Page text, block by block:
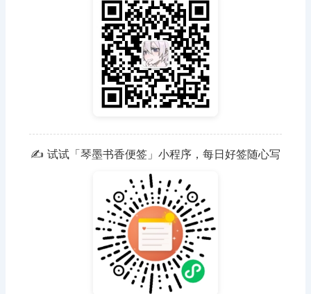
✍️ 试试「琴墨书香便签」小程序，每日好签随心写